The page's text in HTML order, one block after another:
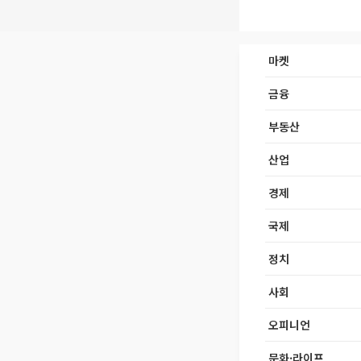
마켓
금융
부동산
산업
경제
국제
정치
사회
오피니언
문화·라이프